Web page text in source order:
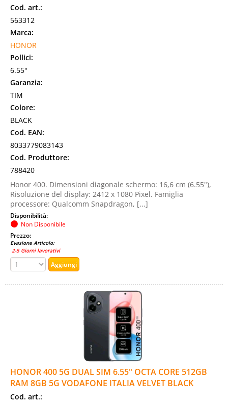
Cod. art.:
563312
Marca:
HONOR
Pollici:
6.55"
Garanzia:
TIM
Colore:
BLACK
Cod. EAN:
8033779083143
Cod. Produttore:
788420
Honor 400. Dimensioni diagonale schermo: 16,6 cm (6.55"),
Risoluzione del display: 2412 x 1080 Pixel. Famiglia
processore: Qualcomm Snapdragon, [...]
Disponibilità:
Non Disponibile
Prezzo:
Evasione Articolo:
2-5 Giorni lavorativi
HONOR 400 5G DUAL SIM 6.55" OCTA CORE 512GB
RAM 8GB 5G VODAFONE ITALIA VELVET BLACK
Cod. art.: